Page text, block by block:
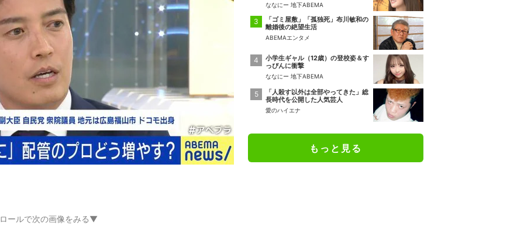
ールで次の画像をみる▼
ななにー 地下ABEMA
「ゴミ屋敷」「孤独死」布川敏和の
離婚後の絶望生活
ABEMAエンタメ
小学生ギャル（12歳）の登校姿＆す
っぴんに衝撃
ななにー 地下ABEMA
「人殺す以外は全部やってきた」総
長時代を公開した人気芸人
愛のハイエナ
もっと見る